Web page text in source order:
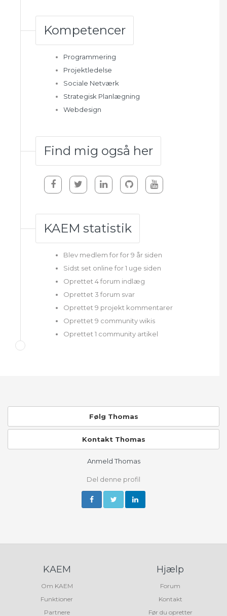
Kompetencer
Programmering
Projektledelse
Sociale Netværk
Strategisk Planlægning
Webdesign
Find mig også her
KAEM statistik
Blev medlem for for 9 år siden
Sidst set online for 1 uge siden
Oprettet 4 forum indlæg
Oprettet 3 forum svar
Oprettet 9 projekt kommentarer
Oprettet 9 community wikis
Oprettet 1 community artikel
Følg Thomas
Kontakt Thomas
Anmeld Thomas
Del denne profil
KAEM
Om KAEM
Funktioner
Partnere
Hjælp
Forum
Kontakt
Før du opretter